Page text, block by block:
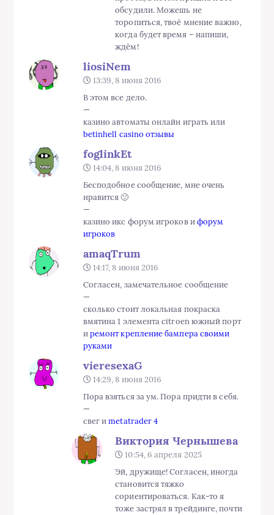
обсудили. Можешь не
торопиться, твоё мнение важно,
когда будет время – напиши,
ждём!
liosiNem
13:39, 8 июня 2016
В этом все дело.
—
казино автоматы онлайн играть или
betinhell casino отзывы
foglinkEt
14:04, 8 июня 2016
Бесподобное сообщение, мне очень
нравится 🙂
—
казино икс форум игроков ифорум
игроков
amaqTrum
14:17, 8 июня 2016
Согласен, замечательное сообщение
—
сколько стоит локальная покраска
вмятина 1 элемента citroen южный порт
иремонт крепление бампера своими
руками
vieresexaG
14:29, 8 июня 2016
Пора взяться за ум. Пора придти в себя.
—
свег иmetatrader 4
Виктория Чернышева
10:54, 6 апреля 2025
Эй, дружище! Согласен, иногда
становится тяжко
сориентироваться. Как-то я
тоже застрял в трейдинге, почти